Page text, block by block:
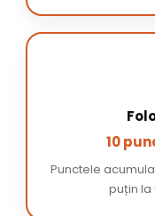
10
Punctele
puțin